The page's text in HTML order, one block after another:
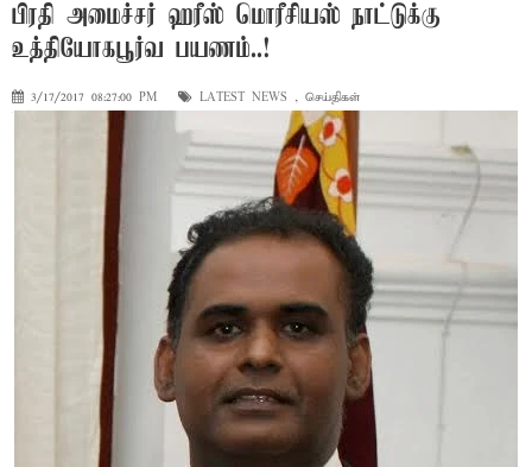
பிரதி அமைச்சர் ஹரீஸ் மொரீசியஸ் நாட்டுக்கு
உத்தியோகபூர்வ பயணம்..!
3/17/2017 08:27:00 PM LATEST NEWS , செய்திகள்